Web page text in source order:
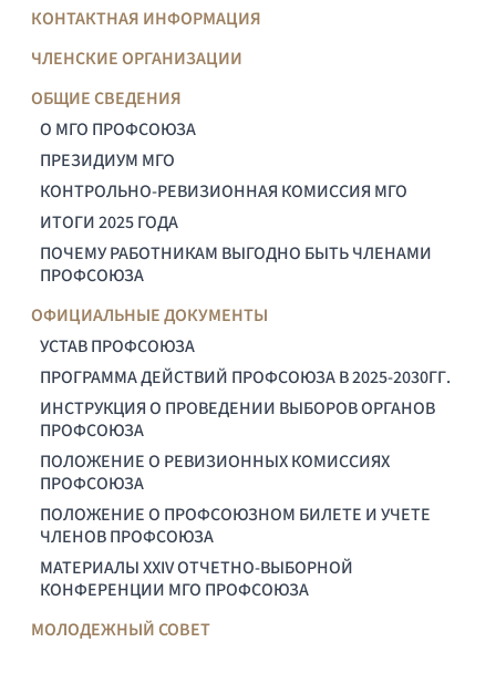
КОНТАКТНАЯ ИНФОРМАЦИЯ
ЧЛЕНСКИЕ ОРГАНИЗАЦИИ
ОБЩИЕ СВЕДЕНИЯ
О МГО ПРОФСОЮЗА
ПРЕЗИДИУМ МГО
КОНТРОЛЬНО-РЕВИЗИОННАЯ КОМИССИЯ МГО
ИТОГИ 2025 ГОДА
ПОЧЕМУ РАБОТНИКАМ ВЫГОДНО БЫТЬ ЧЛЕНАМИ
ПРОФСОЮЗА
ОФИЦИАЛЬНЫЕ ДОКУМЕНТЫ
УСТАВ ПРОФСОЮЗА
ПРОГРАММА ДЕЙСТВИЙ ПРОФСОЮЗА В 2025-2030ГГ.
ИНСТРУКЦИЯ О ПРОВЕДЕНИИ ВЫБОРОВ ОРГАНОВ
ПРОФСОЮЗА
ПОЛОЖЕНИЕ О РЕВИЗИОННЫХ КОМИССИЯХ
ПРОФСОЮЗА
ПОЛОЖЕНИЕ О ПРОФСОЮЗНОМ БИЛЕТЕ И УЧЕТЕ
ЧЛЕНОВ ПРОФСОЮЗА
МАТЕРИАЛЫ XXIV ОТЧЕТНО-ВЫБОРНОЙ
КОНФЕРЕНЦИИ МГО ПРОФСОЮЗА
МОЛОДЕЖНЫЙ СОВЕТ